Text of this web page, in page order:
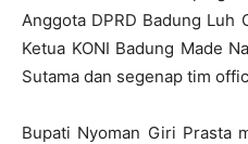
Anggota DPRD Badung Luh
Ketua KONI Badung Made
Sutama dan segenap tim
Bupati Nyoman Giri Prasta